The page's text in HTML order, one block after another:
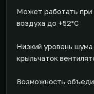
Может работать при
воздуха до +52°С
Низкий уровень
крыльчаток
Возможность